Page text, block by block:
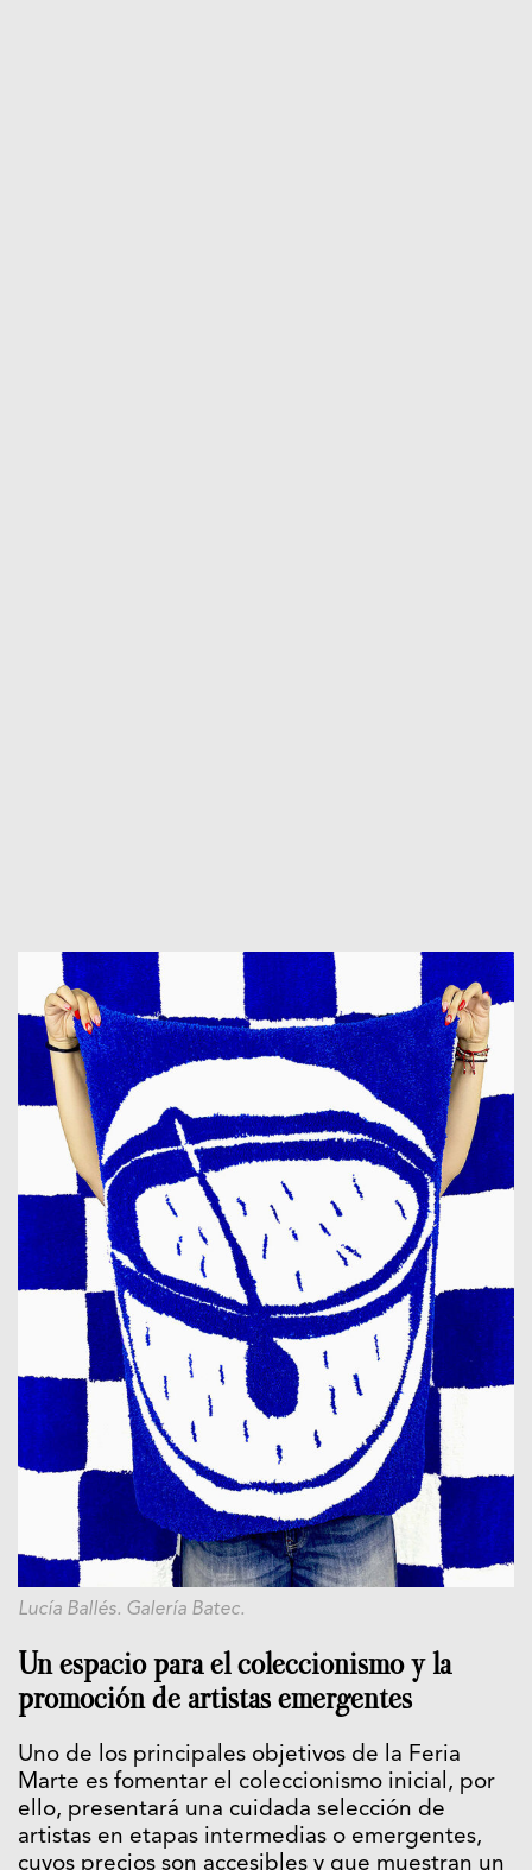
Lucía Ballés. Galería Batec.
Un espacio para el coleccionismo y la
promoción de artistas emergentes
Uno de los principales objetivos de la Feria
Marte es fomentar el coleccionismo inicial, por
ello, presentará una cuidada selección de
artistas en etapas intermedias o emergentes,
cuyos precios son accesibles y que muestran un